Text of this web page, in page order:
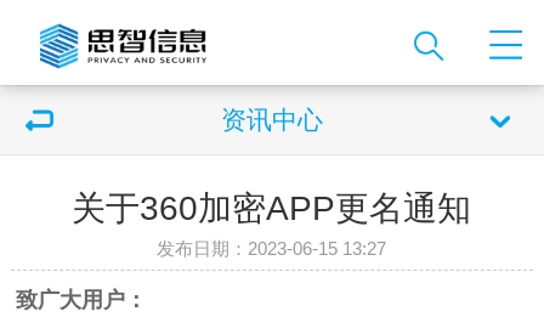
资讯中心
关于360加密APP更名通知
发布日期：2023-06-15 13:27
致广大用户：